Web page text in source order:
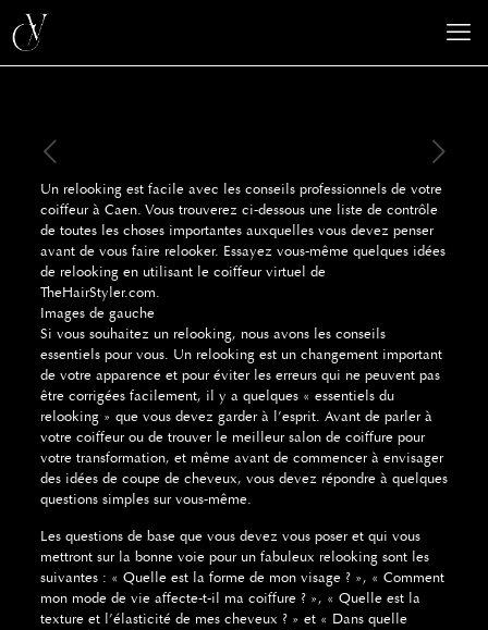
Un relooking est facile avec les conseils professionnels de votre
coiffeur à Caen. Vous trouverez ci-dessous une liste de contrôle
de toutes les choses importantes auxquelles vous devez penser
avant de vous faire relooker. Essayez vous-même quelques idées
de relooking en utilisant le coiffeur virtuel de
TheHairStyler.com.
Images de gauche
Si vous souhaitez un relooking, nous avons les conseils
essentiels pour vous. Un relooking est un changement important
de votre apparence et pour éviter les erreurs qui ne peuvent pas
être corrigées facilement, il y a quelques « essentiels du
relooking » que vous devez garder à l’esprit. Avant de parler à
votre coiffeur ou de trouver le meilleur salon de coiffure pour
votre transformation, et même avant de commencer à envisager
des idées de coupe de cheveux, vous devez répondre à quelques
questions simples sur vous-même.
Les questions de base que vous devez vous poser et qui vous
mettront sur la bonne voie pour un fabuleux relooking sont les
suivantes : « Quelle est la forme de mon visage ? », « Comment
mon mode de vie affecte-t-il ma coiffure ? », « Quelle est la
texture et l’élasticité de mes cheveux ? » et « Dans quelle